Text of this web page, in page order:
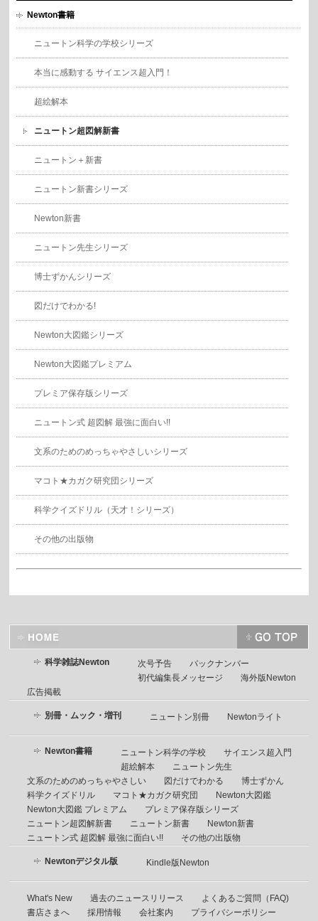
Newton書籍
ニュートン科学の学校シリーズ
本当に感動する サイエンス超入門！
超絵解本
ニュートン超図解新書
ニュートン＋新書
ニュートン新書シリーズ
Newton新書
ニュートン先生シリーズ
博士ずかんシリーズ
図だけでわかる!
Newton大図鑑シリーズ
Newton大図鑑プレミアム
プレミア保存版シリーズ
ニュートン式 超図解 最強に面白い!!
文系のためのめっちゃやさしいシリーズ
マコト★カガク研究団シリーズ
科学クイズドリル（天才！シリーズ）
その他の出版物
科学雑誌Newton 次号予告
バックナンバー
初代編集長メッセージ
海外版Newton
広告掲載
別冊・ムック・増刊 ニュートン別冊 Newtonライト
Newton書籍 ニュートン科学の学校
サイエンス超入門
超絵解本
ニュートン先生
文系のためのめっちゃやさしい
図だけでわかる
博士ずかん
科学クイズドリル
マコト★カガク研究団
Newton大図鑑
Newton大図鑑 プレミアム
プレミア保存版シリーズ
ニュートン超図解新書
ニュートン新書
Newton新書
ニュートン式 超図解 最強に面白い!!
その他の出版物
Newtonデジタル版 Kindle版Newton
What's New 過去のニュースリリース
よくあるご質問（FAQ)
書店さまへ
採用情報 会社案内 プライバシーポリシー